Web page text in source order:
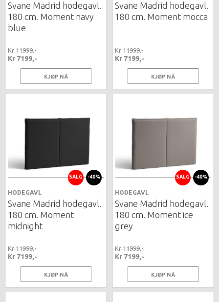
Svane Madrid hodegavl.
180 cm. Moment navy
blue
Kr 11999,-
Kr 7199,-
KJØP NÅ
Svane Madrid hodegavl.
180 cm. Moment mocca
Kr 11999,-
Kr 7199,-
KJØP NÅ
SALG -40%
HODEGAVL
Svane Madrid hodegavl.
180 cm. Moment
midnight
Kr 11999,-
Kr 7199,-
KJØP NÅ
SALG -40%
HODEGAVL
Svane Madrid hodegavl.
180 cm. Moment ice
grey
Kr 11999,-
Kr 7199,-
KJØP NÅ